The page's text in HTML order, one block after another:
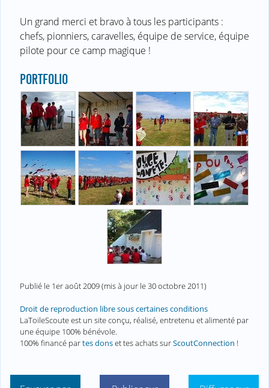
Un grand merci et bravo à tous les participants :
chefs, pionniers, caravelles, équipe de service, équipe
pilote pour ce camp magique !
PORTFOLIO
Publié le 1er août 2009(mis à jour le30 octobre 2011)
Droit de reproduction libre sous certaines conditions
LaToileScoute est un site conçu, réalisé, entretenu et alimenté par
une équipe 100% bénévole.
100% financé partes donset tes achats surScoutConnection !